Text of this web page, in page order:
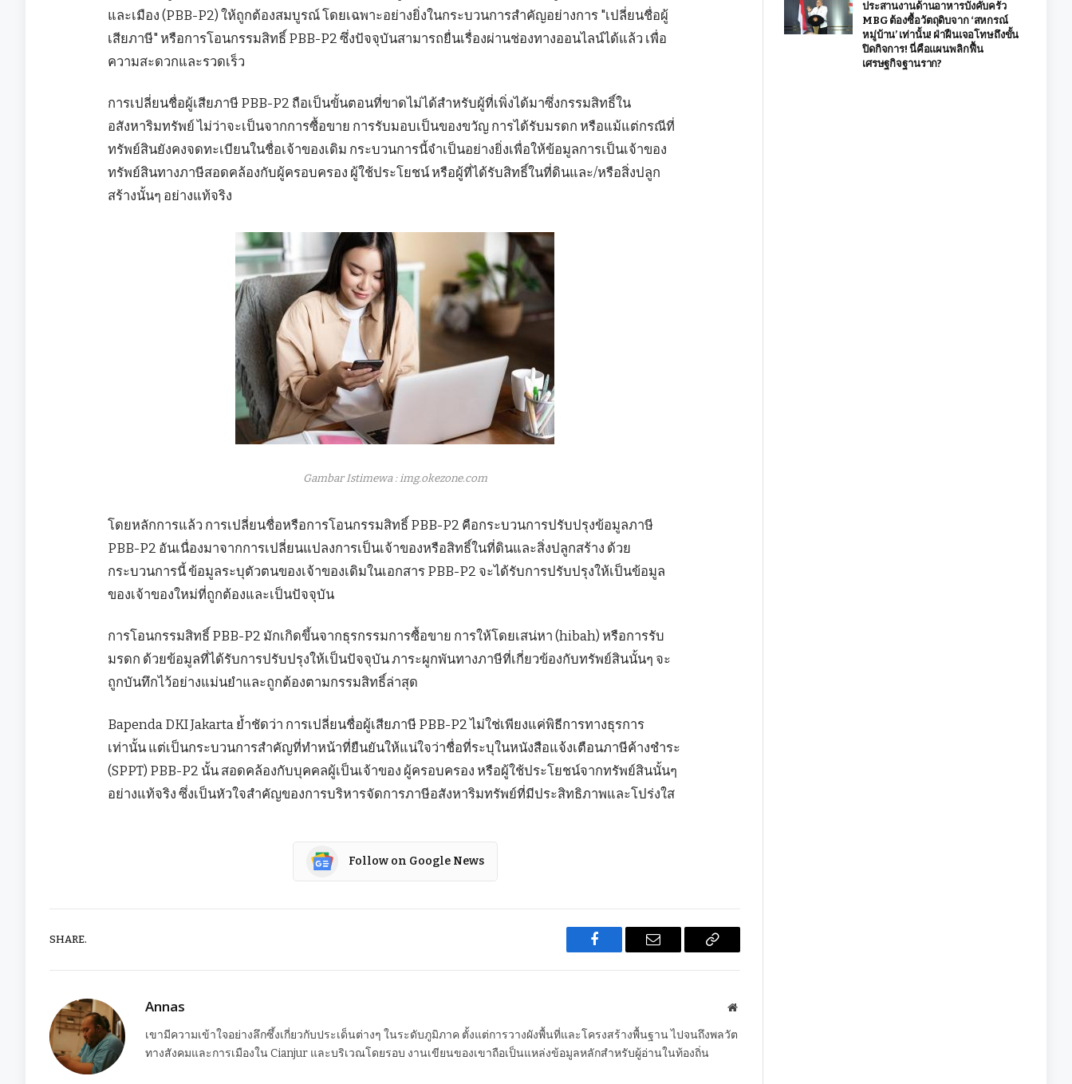
และเมือง (PBB-P2) ให้ถูกต้องสมบูรณ์ โดยเฉพาะอย่างยิ่งในกระบวนการสำคัญอย่างการ "เปลี่ยนชื่อผู้
เสียภาษี" หรือการโอนกรรมสิทธิ์ PBB-P2 ซึ่งปัจจุบันสามารถยื่นเรื่องผ่านช่องทางออนไลน์ได้แล้ว เพื่อ
ความสะดวกและรวดเร็ว
การเปลี่ยนชื่อผู้เสียภาษี PBB-P2 ถือเป็นขั้นตอนที่ขาดไม่ได้สำหรับผู้ที่เพิ่งได้มาซึ่งกรรมสิทธิ์ใน
อสังหาริมทรัพย์ ไม่ว่าจะเป็นจากการซื้อขาย การรับมอบเป็นของขวัญ การได้รับมรดก หรือแม้แต่กรณีที่
ทรัพย์สินยังคงจดทะเบียนในชื่อเจ้าของเดิม กระบวนการนี้จำเป็นอย่างยิ่งเพื่อให้ข้อมูลการเป็นเจ้าของ
ทรัพย์สินทางภาษีสอดคล้องกับผู้ครอบครอง ผู้ใช้ประโยชน์ หรือผู้ที่ได้รับสิทธิ์ในที่ดินและ/หรือสิ่งปลูก
สร้างนั้นๆ อย่างแท้จริง
Gambar Istimewa : img.okezone.com
โดยหลักการแล้ว การเปลี่ยนชื่อหรือการโอนกรรมสิทธิ์ PBB-P2 คือกระบวนการปรับปรุงข้อมูลภาษี
PBB-P2 อันเนื่องมาจากการเปลี่ยนแปลงการเป็นเจ้าของหรือสิทธิ์ในที่ดินและสิ่งปลูกสร้าง ด้วย
กระบวนการนี้ ข้อมูลระบุตัวตนของเจ้าของเดิมในเอกสาร PBB-P2 จะได้รับการปรับปรุงให้เป็นข้อมูล
ของเจ้าของใหม่ที่ถูกต้องและเป็นปัจจุบัน
การโอนกรรมสิทธิ์ PBB-P2 มักเกิดขึ้นจากธุรกรรมการซื้อขาย การให้โดยเสน่หา (hibah) หรือการรับ
มรดก ด้วยข้อมูลที่ได้รับการปรับปรุงให้เป็นปัจจุบัน ภาระผูกพันทางภาษีที่เกี่ยวข้องกับทรัพย์สินนั้นๆ จะ
ถูกบันทึกไว้อย่างแม่นยำและถูกต้องตามกรรมสิทธิ์ล่าสุด
Bapenda DKI Jakarta ย้ำชัดว่า การเปลี่ยนชื่อผู้เสียภาษี PBB-P2 ไม่ใช่เพียงแค่พิธีการทางธุรการ
เท่านั้น แต่เป็นกระบวนการสำคัญที่ทำหน้าที่ยืนยันให้แน่ใจว่าชื่อที่ระบุในหนังสือแจ้งเตือนภาษีค้างชำระ
(SPPT) PBB-P2 นั้น สอดคล้องกับบุคคลผู้เป็นเจ้าของ ผู้ครอบครอง หรือผู้ใช้ประโยชน์จากทรัพย์สินนั้นๆ
อย่างแท้จริง ซึ่งเป็นหัวใจสำคัญของการบริหารจัดการภาษีอสังหาริมทรัพย์ที่มีประสิทธิภาพและโปร่งใส
Follow on Google News
SHARE.
Facebook Email
Copy
Annas Website
เขามีความเข้าใจอย่างลึกซึ้งเกี่ยวกับประเด็นต่างๆ ในระดับภูมิภาค ตั้งแต่การวางผังพื้นที่และโครงสร้างพื้นฐาน ไปจนถึงพลวัต
ทางสังคมและการเมืองใน Cianjur และบริเวณโดยรอบ งานเขียนของเขาถือเป็นแหล่งข้อมูลหลักสำหรับผู้อ่านในท้องถิ่น
ประสานงานด้านอาหารบังคับครัว
MBG ต้องซื้อวัตถุดิบจาก ‘สหกรณ์
หมู่บ้าน’ เท่านั้น! ฝ่าฝืนเจอโทษถึงขั้น
ปิดกิจการ! นี่คือแผนพลิกฟื้น
เศรษฐกิจฐานราก?